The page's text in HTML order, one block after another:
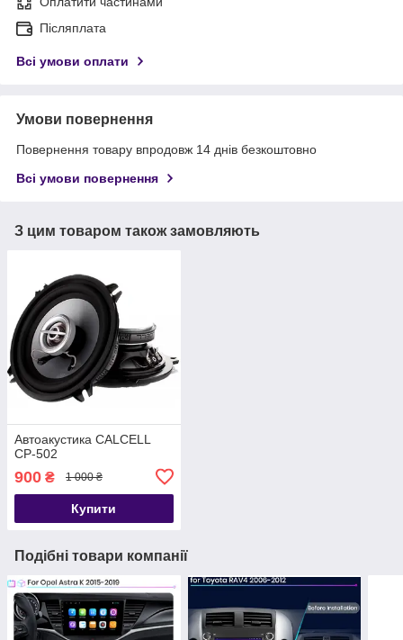
Післяплата
Всі умови оплати
Умови повернення
Повернення товару впродовж 14 днів безкоштовно
Всі умови повернення
З цим товаром також замовляють
Автоакустика CALCELL
CP-502
900 ₴ 1 000 ₴
Купити
Подібні товари компанії